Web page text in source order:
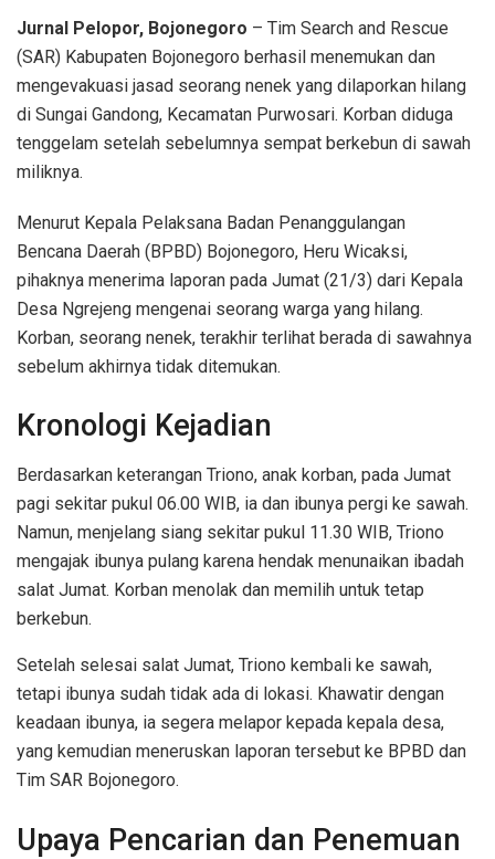
Jurnal Pelopor, Bojonegoro – Tim Search and Rescue
(SAR) Kabupaten Bojonegoro berhasil menemukan dan
mengevakuasi jasad seorang nenek yang dilaporkan hilang
di Sungai Gandong, Kecamatan Purwosari. Korban diduga
tenggelam setelah sebelumnya sempat berkebun di sawah
miliknya.
Menurut Kepala Pelaksana Badan Penanggulangan
Bencana Daerah (BPBD) Bojonegoro, Heru Wicaksi,
pihaknya menerima laporan pada Jumat (21/3) dari Kepala
Desa Ngrejeng mengenai seorang warga yang hilang.
Korban, seorang nenek, terakhir terlihat berada di sawahnya
sebelum akhirnya tidak ditemukan.
Kronologi Kejadian
Berdasarkan keterangan Triono, anak korban, pada Jumat
pagi sekitar pukul 06.00 WIB, ia dan ibunya pergi ke sawah.
Namun, menjelang siang sekitar pukul 11.30 WIB, Triono
mengajak ibunya pulang karena hendak menunaikan ibadah
salat Jumat. Korban menolak dan memilih untuk tetap
berkebun.
Setelah selesai salat Jumat, Triono kembali ke sawah,
tetapi ibunya sudah tidak ada di lokasi. Khawatir dengan
keadaan ibunya, ia segera melapor kepada kepala desa,
yang kemudian meneruskan laporan tersebut ke BPBD dan
Tim SAR Bojonegoro.
Upaya Pencarian dan Penemuan